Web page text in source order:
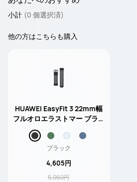
小計 (0 個選択済)
他の方はこちらも購入
HUAWEI EasyFit 3 22mm幅
フルオロエラストマー ブラッ
ブラック
4,605円
5,060円